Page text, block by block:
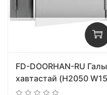
FD-DOORHAN-RU
хавтастай (H2050